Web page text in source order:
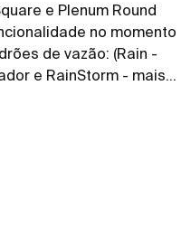
e Plenum Round
no momento
de vazão: (Rain -
e RainStorm - mais